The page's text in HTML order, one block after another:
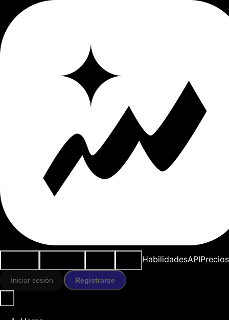
HabilidadesAPIPrecios
Iniciar sesión Registrarse